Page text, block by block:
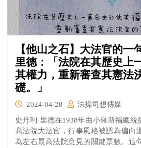
【他山之石】大法官的一
里德：「法院在其歷史上
其權力，重新審查其憲法
礎。」
2024-04-28
法操司想傳媒
史丹利·里德在1938年由小羅斯福總統
高法院大法官，行事風格被認為偏向
為左右最高法院意見的關鍵票數。這